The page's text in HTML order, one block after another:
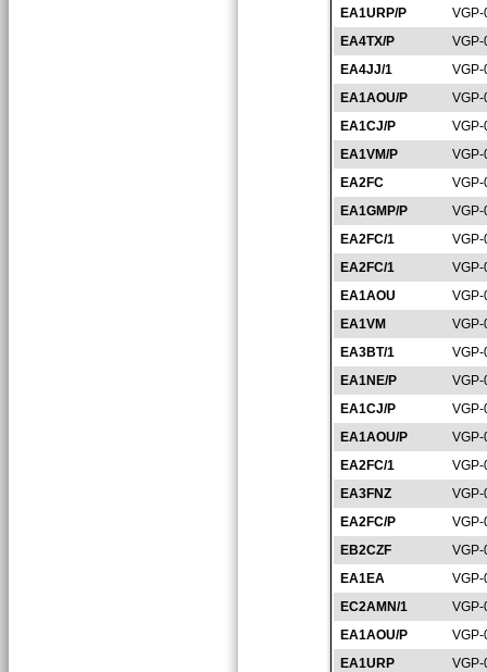
EA1URP/P
EA4TX/P
EA4JJ/1
EA1AOU/P
EA1CJ/P
EA1VM/P
EA2FC
EA1GMP/P
EA2FC/1
EA2FC/1
EA1AOU
EA1VM
EA3BT/1
EA1NE/P
EA1CJ/P
EA1AOU/P
EA2FC/1
EA3FNZ
EA2FC/P
EB2CZF
EA1EA
EC2AMN/1
EA1AOU/P
EA1URP